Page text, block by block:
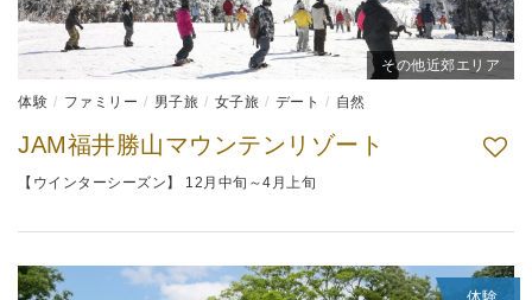
その他近郊エリア
体験 ファミリー 男子旅 女子旅 デート 自然
JAM福井勝山マウンテンリゾート
【ウインターシーズン】 12月中旬～4月上旬